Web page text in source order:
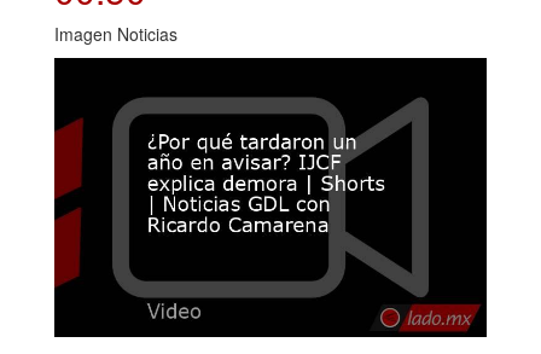
Imagen Noticias